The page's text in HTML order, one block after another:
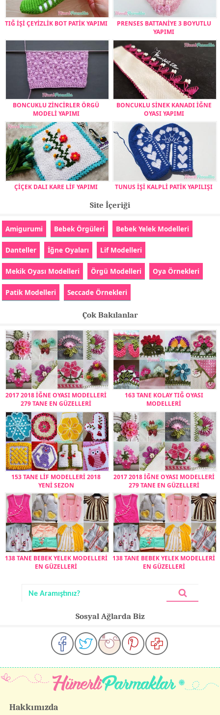
TIĞ İŞİ ÇEYİZLİK BOT PATİK YAPIMI
PRENSES BATTANİYE 3 BOYUTLU
YAPIMI
BONCUKLU ZİNCİRLER ÖRGÜ
MODELİ YAPIMI
BONCUKLU SİNEK KANADI İĞNE
OYASI YAPIMI
ÇİÇEK DALI KARE LİF YAPIMI TUNUS İŞİ KALPLİ PATİK YAPILIŞI
Site İçeriği
Amigurumi Bebek Örgüleri Bebek Yelek Modelleri
Danteller İğne Oyaları Lif Modelleri
Mekik Oyası Modelleri Örgü Modelleri Oya Örnekleri
Patik Modelleri Seccade Örnekleri
Çok Bakılanlar
2017 2018 İĞNE OYASI MODELLERİ
279 TANE EN GÜZELLERİ
163 TANE KOLAY TIĞ OYASI
MODELLERİ
153 TANE LİF MODELLERİ 2018
YENİ SEZON
2017 2018 İĞNE OYASI MODELLERİ
279 TANE EN GÜZELLERİ
138 TANE BEBEK YELEK MODELLERİ
EN GÜZELLERİ
138 TANE BEBEK YELEK MODELLERİ
EN GÜZELLERİ
Sosyal Ağlarda Biz
Hakkımızda